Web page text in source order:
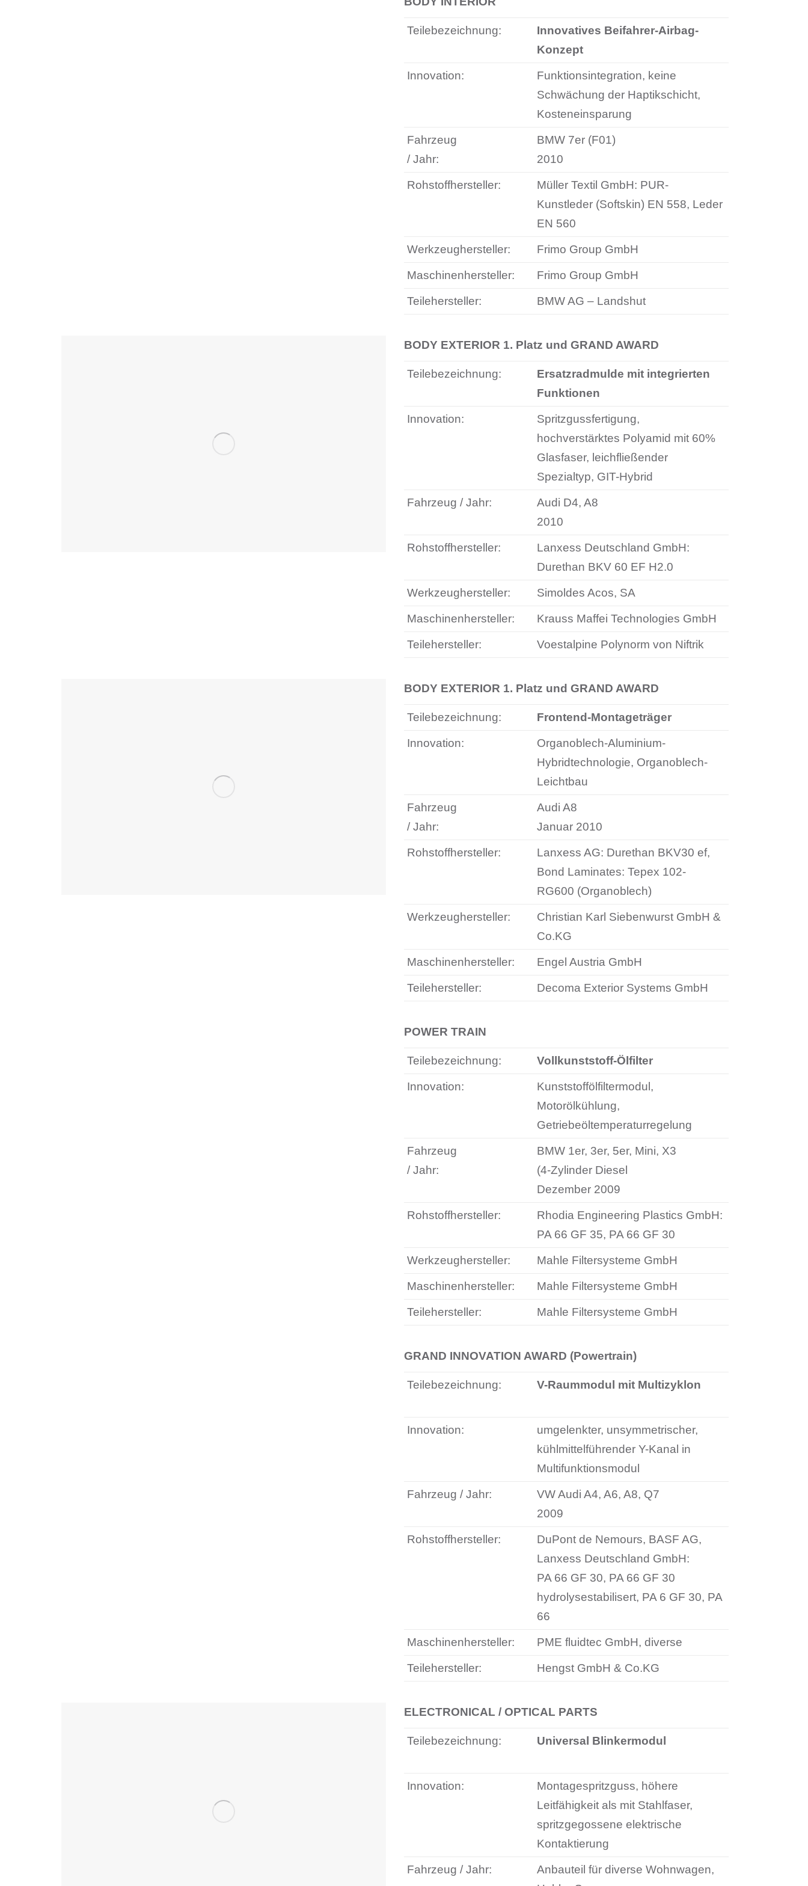
Teilebezeichnung:
Innovatives Beifahrer-Airbag-
Konzept
Innovation:
Funktionsintegration, keine
Schwächung der Haptikschicht,
Kosteneinsparung
Fahrzeug
/ Jahr:
BMW 7er (F01)
2010
Rohstoffhersteller:
Müller Textil GmbH: PUR-
Kunstleder (Softskin) EN 558, Leder
EN 560
Werkzeughersteller: Frimo Group GmbH
Maschinenhersteller: Frimo Group GmbH
Teilehersteller: BMW AG – Landshut
BODY EXTERIOR 1. Platz und GRAND AWARD
Teilebezeichnung:
Ersatzradmulde mit integrierten
Funktionen
Innovation:
Spritzgussfertigung,
hochverstärktes Polyamid mit 60%
Glasfaser, leichfließender
Spezialtyp, GIT-Hybrid
Fahrzeug / Jahr:
Audi D4, A8
2010
Rohstoffhersteller:
Lanxess Deutschland GmbH:
Durethan BKV 60 EF H2.0
Werkzeughersteller: Simoldes Acos, SA
Maschinenhersteller: Krauss Maffei Technologies GmbH
Teilehersteller: Voestalpine Polynorm von Niftrik
BODY EXTERIOR 1. Platz und GRAND AWARD
Teilebezeichnung: Frontend-Montageträger
Innovation:
Organoblech-Aluminium-
Hybridtechnologie, Organoblech-
Leichtbau
Fahrzeug
/ Jahr:
Audi A8
Januar 2010
Rohstoffhersteller:
Lanxess AG: Durethan BKV30 ef,
Bond Laminates: Tepex 102-
RG600 (Organoblech)
Werkzeughersteller:
Christian Karl Siebenwurst GmbH &
Co.KG
Maschinenhersteller: Engel Austria GmbH
Teilehersteller: Decoma Exterior Systems GmbH
POWER TRAIN
Teilebezeichnung: Vollkunststoff-Ölfilter
Innovation:
Kunststoffölfiltermodul,
Motorölkühlung,
Getriebeöltemperaturregelung
Fahrzeug
/ Jahr:
BMW 1er, 3er, 5er, Mini, X3
(4-Zylinder Diesel
Dezember 2009
Rohstoffhersteller:
Rhodia Engineering Plastics GmbH:
PA 66 GF 35, PA 66 GF 30
Werkzeughersteller: Mahle Filtersysteme GmbH
Maschinenhersteller: Mahle Filtersysteme GmbH
Teilehersteller: Mahle Filtersysteme GmbH
GRAND INNOVATION AWARD (Powertrain)
Teilebezeichnung: V-Raummodul mit Multizyklon
Innovation:
umgelenkter, unsymmetrischer,
kühlmittelführender Y-Kanal in
Multifunktionsmodul
Fahrzeug / Jahr:
VW Audi A4, A6, A8, Q7
2009
Rohstoffhersteller:
DuPont de Nemours, BASF AG,
Lanxess Deutschland GmbH:
PA 66 GF 30, PA 66 GF 30
hydrolysestabilisert, PA 6 GF 30, PA
66
Maschinenhersteller: PME fluidtec GmbH, diverse
Teilehersteller: Hengst GmbH & Co.KG
ELECTRONICAL / OPTICAL PARTS
Teilebezeichnung: Universal Blinkermodul
Innovation:
Montagespritzguss, höhere
Leitfähigkeit als mit Stahlfaser,
spritzgegossene elektrische
Kontaktierung
Fahrzeug / Jahr:
Anbauteil für diverse Wohnwagen,